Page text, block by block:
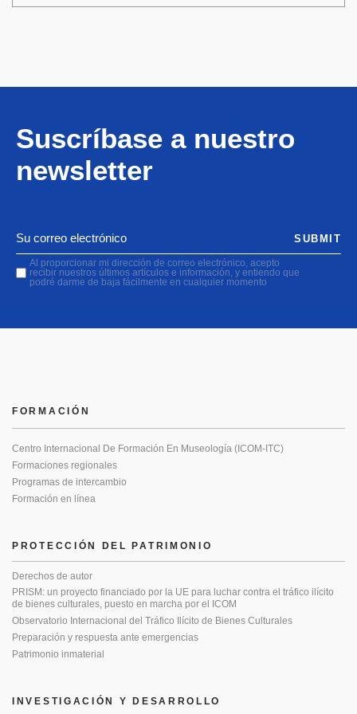
Suscríbase a nuestro
newsletter
Al proporcionar mi dirección de correo electrónico, acepto
recibir nuestros últimos artículos e información, y entiendo que
podré darme de baja fácilmente en cualquier momento
SUBMIT
PROTECCIÓN DEL PATRIMONIO
Derechos de autor
PRISM: un proyecto financiado por la UE para luchar contra el tráfico ilícito
de bienes culturales, puesto en marcha por el ICOM
Observatorio Internacional del Tráfico Ilícito de Bienes Culturales
Preparación y respuesta ante emergencias
Patrimonio inmaterial
FORMACIÓN
Centro Internacional De Formación En Museología (ICOM-ITC)
Formaciones regionales
Programas de intercambio
Formación en línea
INVESTIGACIÓN Y DESARROLLO